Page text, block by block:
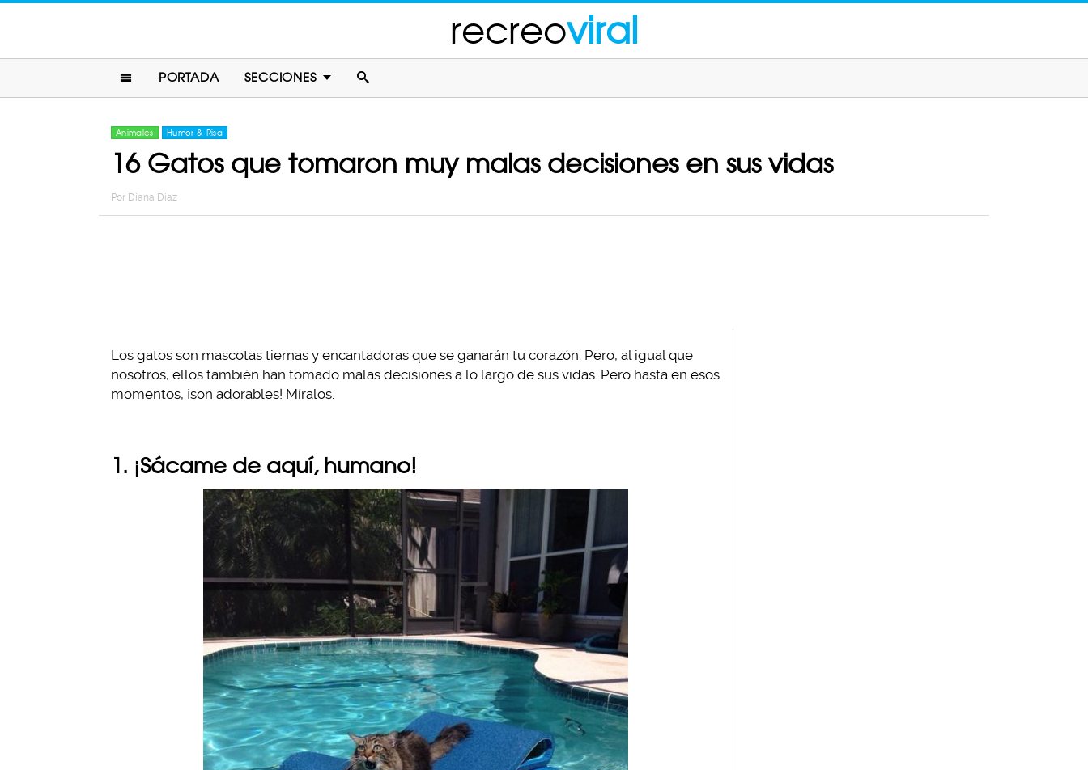
recreoviral
PORTADA SECCIONES
Animales Humor & Risa
16 Gatos que tomaron muy malas decisiones en sus vidas
Por Diana Diaz
Los gatos son mascotas tiernas y encantadoras que se ganarán tu corazón. Pero, al igual que
nosotros, ellos también han tomado malas decisiones a lo largo de sus vidas. Pero hasta en esos
momentos, ¡son adorables! Míralos.
1. ¡Sácame de aquí, humano!